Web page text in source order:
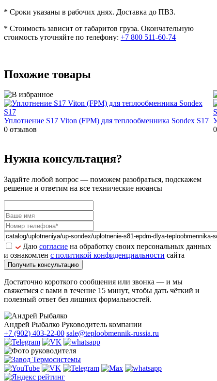
* Сроки указаны в рабочих днях. Доставка до ПВЗ.
* Стоимость зависит от габаритов груза. Окончательную
стоимость уточняйте по телефону: +7 800 511-60-74
Похожие товары
Уплотнение S17 Viton (FPM) для теплообменника Sondex S17
0 отзывов
Нужна консультация?
Задайте любой вопрос — поможем разобраться, подскажем
решение и ответим на все технические нюансы
Даю согласие на обработку своих персональных данных
и ознакомлен с политикой конфиденциальности сайта
Получить консультацию
Достаточно короткого сообщения или звонка — и мы
свяжетмся с вами в течение 15 минут, чтобы дать чёткий и
полезный ответ без лишних формальностей.
Андрей Рыбалко Руководитель компании
+7 (902) 403-22-00 sale@teploobmennik-russia.ru